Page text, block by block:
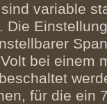
variable
bei einem
für die ein